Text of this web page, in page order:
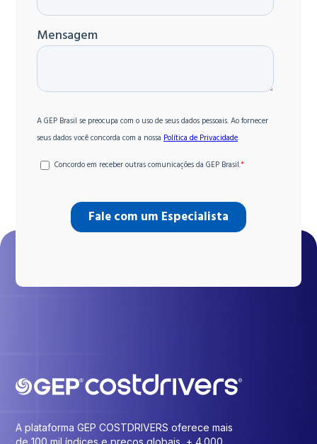
A plataforma GEP COSTDRIVERS oferece mais
de 100 mil índices e preços globais, + 4.000